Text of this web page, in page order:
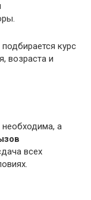
курс
возраста и
необходима, а
всех